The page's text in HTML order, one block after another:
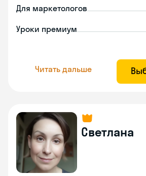
Для маркетологов
Уроки премиум
Читать дальше
Светлана